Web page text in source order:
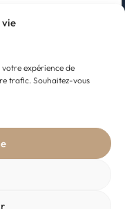
vie
expérience de
trafic. Souhaitez-vous
afin de pouvoir